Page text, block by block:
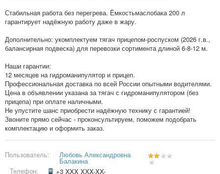
Стабильная работа без перегрева. Ёмкостьмаслобака 200 л
гарантирует надёжную работу даже в жару.
Дополнительно: укомплектуем тягач прицепом‑роспуском (2026 г.в.,
балансирная подвеска) для перевозки сортимента длиной 6-8-12 м.
Наши гарантии:
12 месяцев на гидроманипулятор и прицеп.
Профессиональная доставка по всей России опытными водителями.
Цена в объявлении указана за тягач с гидроманипулятором (без
прицепа) при оплате наличными.
Не упустите шанс приобрести надёжную технику с гарантией!
Звоните прямо сейчас - проконсультируем, поможем подобрать
комплектацию и оформить заказ.
Пользователь: Любовь Александровна
Балакина
Телефон:
+3 XXX XXX-XX-